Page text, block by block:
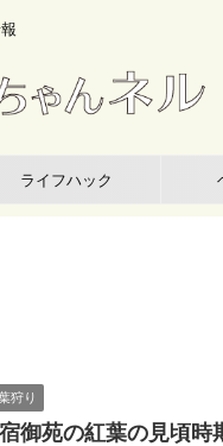
ライフハック
狩り
御苑の紅葉の見頃時